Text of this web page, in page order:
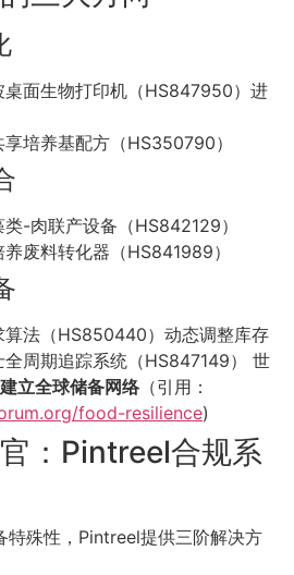
桌面生物打印机（HS847950）进
享培养基配方（HS350790）
类-肉联产设备（HS842129）
废料转化器（HS841989）
算法（HS850440）动态调整库存
全周期追踪系统（HS847149） 世
建立全球储备网络（引用：
food-resilience)
：Pintreel合规系
特殊性，Pintreel提供三阶解决方